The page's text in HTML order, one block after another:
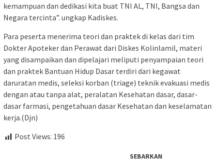
kemampuan dan dedikasi kita buat TNI AL, TNI, Bangsa dan
Negara tercinta”. ungkap Kadiskes.
Para peserta menerima teori dan praktek di kelas dari tim
Dokter Apoteker dan Perawat dari Diskes Kolinlamil, materi
yang disampaikan dan dipelajari meliputi penyampaian teori
dan praktek Bantuan Hidup Dasar terdiri dari kegawat
daruratan medis, seleksi korban (triage) teknik evakuasi medis
dengan atau tanpa alat, peralatan Kesehatan dasar, dasar-
dasar farmasi, pengetahuan dasar Kesehatan dan keselamatan
kerja.(Djn)
Post Views: 196
SEBARKAN